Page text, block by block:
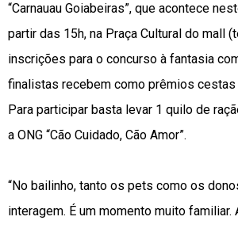
“Carnauau Goiabeiras”, que acontece
partir das 15h, na Praça Cultural do mall
inscrições para o concurso à fantasia
finalistas recebem como prêmios
Para participar basta levar 1 quilo de
a ONG “Cão Cuidado, Cão Amor”.
“No bailinho, tanto os pets como os
interagem. É um momento muito